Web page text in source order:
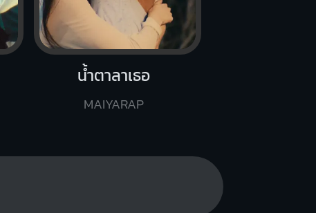
น้ำตาลาเธอ
MAIYARAP